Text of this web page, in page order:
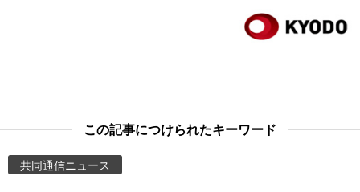
People
この記事につけられたキーワード
共同通信ニュース